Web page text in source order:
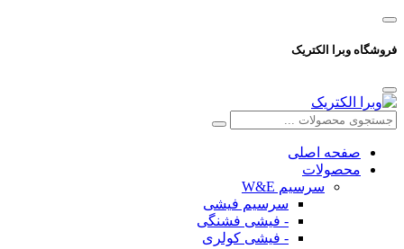
فروشگاه وبرا الکتریک
صفحه اصلی
محصولات
سرسیم W&E
سرسیم فیشی
- فیشی فشنگی
- فیشی کولری